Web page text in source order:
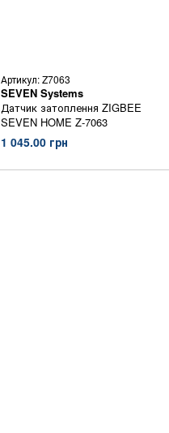
Артикул: Z7063
SEVEN Systems
Датчик затоплення ZIGBEE
SEVEN HOME Z-7063
1 045.00 грн